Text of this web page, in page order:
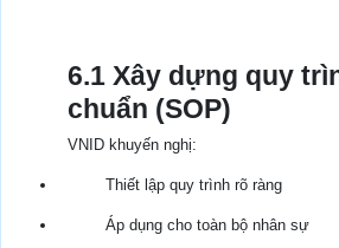
6.1 Xây dựng quy
chuẩn (SOP)
VNID khuyến nghị:
Thiết lập quy trình rõ ràng
Áp dụng cho toàn bộ nhân sự